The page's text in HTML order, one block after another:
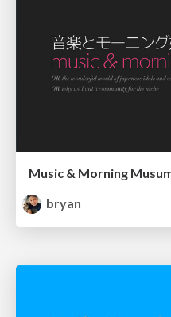
Music & Morning
bryan